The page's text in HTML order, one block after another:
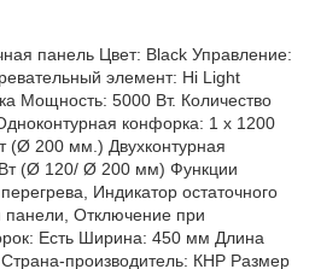
панель Цвет: Black Управление:
элемент: Hi Light
Мощность: 5000 Вт. Количество
конфорка: 1 х 1200
(Ø 200 мм.) Двухконтурная
(Ø 120/ Ø 200 мм) Функции
Индикатор остаточного
панели, Отключение при
Есть Ширина: 450 мм Длина
производитель: КНР Размер